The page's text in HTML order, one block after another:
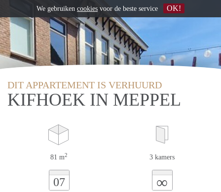
DIT APPARTEMENT IS VERHUURD
KIFHOEK IN MEPPEL
81 m2 3 kamers
07 ∞
We gebruiken cookies voor de beste service OK!